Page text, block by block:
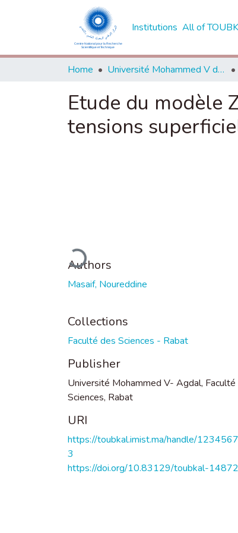
Institutions All of
Home Université Mohammed V de Rabat
Etude du modèle
tensions
Loading...
Authors
Masaif, Noureddine
Collections
Faculté des Sciences - Rabat
Publisher
Université Mohammed V- Agdal, Faculté
Sciences, Rabat
URI
https://toubkal.imist.ma/handle/
3
https://doi.org/10.83129/toubkal-14872